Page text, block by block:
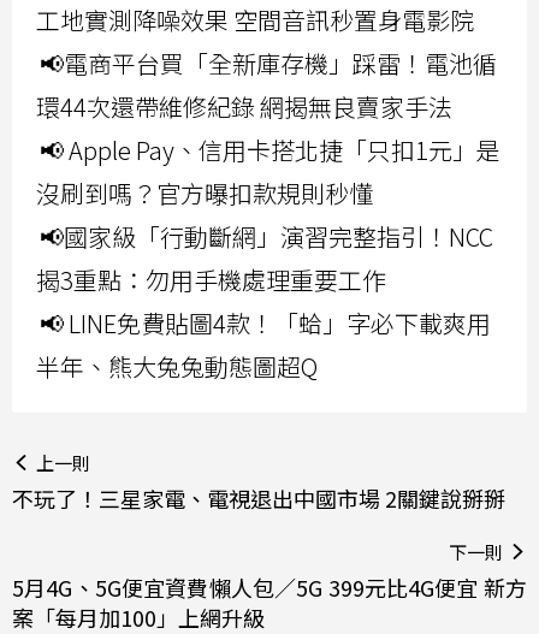
工地實測降噪效果 空間音訊秒置身電影院
📢電商平台買「全新庫存機」踩雷！電池循
環44次還帶維修紀錄 網揭無良賣家手法
📢 Apple Pay、信用卡搭北捷「只扣1元」是
沒刷到嗎？官方曝扣款規則秒懂
📢國家級「行動斷網」演習完整指引！NCC
揭3重點：勿用手機處理重要工作
📢 LINE免費貼圖4款！「蛤」字必下載爽用
半年、熊大兔兔動態圖超Q
上一則
不玩了！三星家電、電視退出中國市場 2關鍵說掰掰
下一則
5月4G、5G便宜資費懶人包／5G 399元比4G便宜 新方
案「每月加100」上網升級